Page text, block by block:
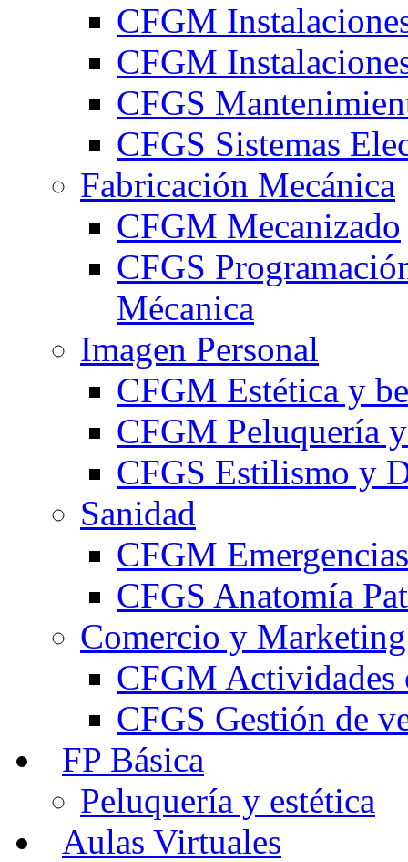
CFGM
CFGM
CFGS
CFGS Sistemas
Fabricación Mecánica
CFGM Mecanizado
CFGS
Mécanica
Imagen Personal
CFGM Estética y
CFGM Peluquería
CFGS Estilismo y
Sanidad
CFGM
CFGS Anatomía
Comercio y Marketing
CFGM Actividades
CFGS Gestión de
FP Básica
Peluquería y estética
Aulas Virtuales